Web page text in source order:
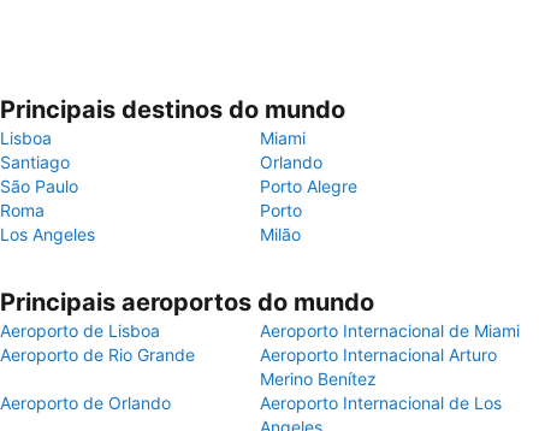
Principais destinos do mundo
Lisboa
Miami
Santiago
Orlando
São Paulo
Porto Alegre
Roma
Porto
Los Angeles
Milão
Principais aeroportos do mundo
Aeroporto de Lisboa
Aeroporto Internacional de Miami
Aeroporto de Rio Grande
Aeroporto Internacional Arturo
Merino Benítez
Aeroporto de Orlando
Aeroporto Internacional de Los
Angeles